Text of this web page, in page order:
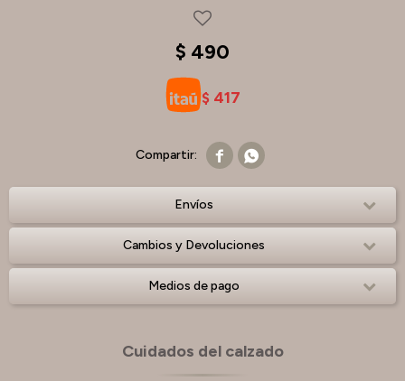
$ 490
$ 417
 
Envíos
Cambios y Devoluciones
Medios de pago
Cuidados del calzado